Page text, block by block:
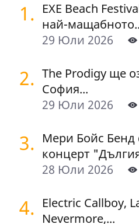
1. EXE Beach
най-
29 Юли 2026
2. The Prodigy ще
София...
29 Юли 2026
3. Мери Бойс Бенд
концерт
28 Юли 2026
4. Electric Callboy,
Nevermore,...